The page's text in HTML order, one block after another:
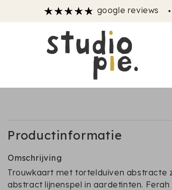
google reviews •
Productinformatie
Omschrijving
Trouwkaart met tortelduiven abstracte
abstract lijnenspel in aardetinten. Ferah